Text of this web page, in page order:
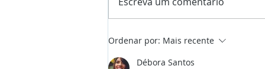
Ordenar por: Mais recente
Débora Santos